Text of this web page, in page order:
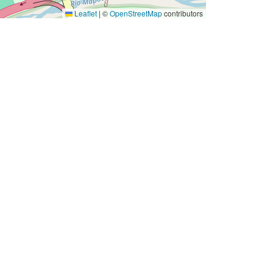
Leaflet | ©OpenStreetMapcontributors